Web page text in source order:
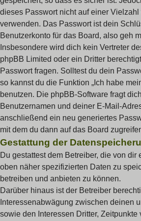
dieses Passwort nicht auf einer
verwenden. Das Passwort ist dein
Benutzerkonto für das Board, also geh
Insbesondere wird dich kein Vertreter
phpBB Limited oder ein Dritter
Passwort fragen. Solltest du dein
so kannst du die Funktion „Ich habe
benutzen. Die phpBB-Software fragt
Benutzernamen und deiner E-Mail-
anschließend ein neu generiertes
mit dem du dann auf das Board
Gestattung der
Du gestattest dem Betreiber, die von dir
oben näher spezifizierten Daten zu
betreiben und anbieten zu können.
Darüber hinaus ist der Betreiber
Interessenabwägung zwischen deinen
sowie den Interessen Dritter, Zeitpunkte